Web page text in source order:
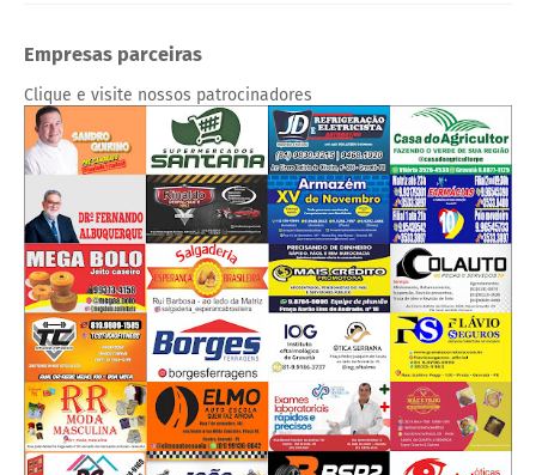
Empresas parceiras
Clique e visite nossos patrocinadores